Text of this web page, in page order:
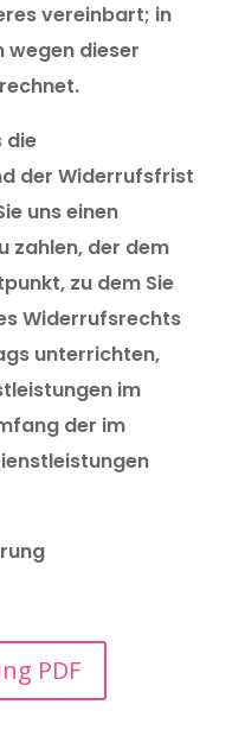
vereinbart; in
wegen dieser
die
der Widerrufsfrist
uns einen
zahlen, der dem
zu dem Sie
Widerrufsrechts
unterrichten,
im
der im
PDF